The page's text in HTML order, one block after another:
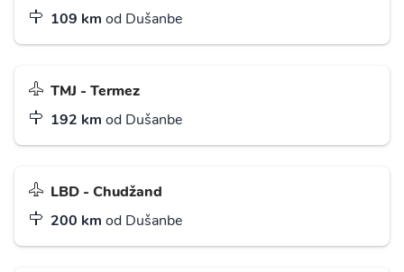
109 km od Dušanbe
TMJ - Termez
192 km od Dušanbe
LBD - Chudžand
200 km od Dušanbe